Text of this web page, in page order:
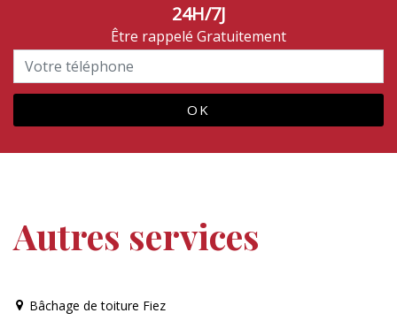
24H/7J
Être rappelé Gratuitement
Autres services
Bâchage de toiture Fiez